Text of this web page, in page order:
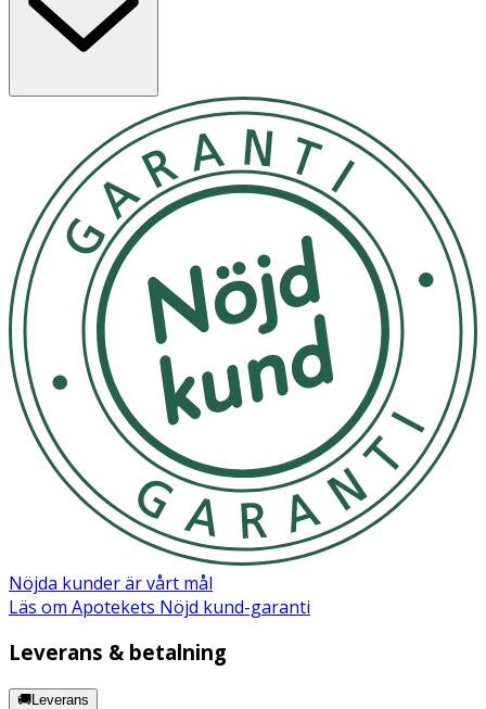
- Använd endast på kvällen.
- Applicera en halv ampull på rengjord hud i ansiktet och
SPF 25 följande morgon eller en motsvarande produkt
med minst SPF 25.
- Förvara i rumstemperatur.
Innehåll
AQUA/WATER , HYDROXYETHYLPIPERAZINE ETHANE
SULFONIC ACID , GLYCOLIC ACID , GLYCERIN , ALCOHOL
DENAT , PROPANEDIOL , PENTYLENE GLYCOL , SODIUM
HYDROXIDE , CITRIC ACID , SODIUM HYALURONATE ,
ASCORBYL GLUCOSIDE. Code F.I.L. :B236680/1.
Nöjda kunder är vårt mål
Läs om Apotekets Nöjd kund-garanti
Leverans & betalning
🚚Leverans